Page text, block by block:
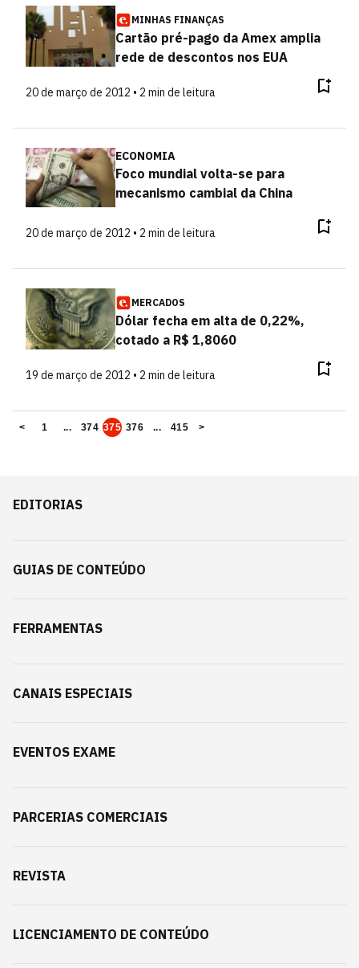
MINHAS FINANÇAS
Cartão pré-pago da Amex amplia
rede de descontos nos EUA
20 de março de 2012 • 2 min de leitura
ECONOMIA
Foco mundial volta-se para
mecanismo cambial da China
20 de março de 2012 • 2 min de leitura
MERCADOS
Dólar fecha em alta de 0,22%,
cotado a R$ 1,8060
19 de março de 2012 • 2 min de leitura
< 1 ... 374 375 376 ... 415 >
EDITORIAS
GUIAS DE CONTEÚDO
FERRAMENTAS
CANAIS ESPECIAIS
EVENTOS EXAME
PARCERIAS COMERCIAIS
REVISTA
LICENCIAMENTO DE CONTEÚDO